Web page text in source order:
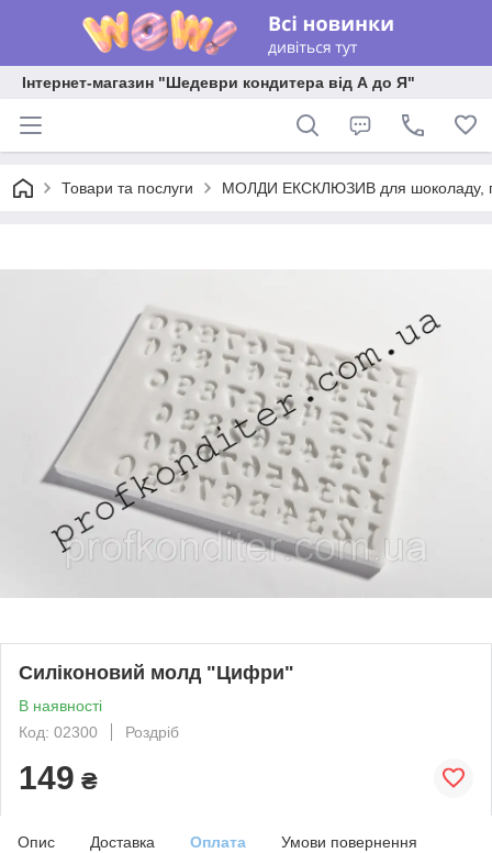
Інтернет-магазин "Шедеври кондитера від А до Я"
Товари та послуги МОЛДИ ЕКСКЛЮЗИВ для шоколаду,
Силіконовий молд "Цифри"
В наявності
Код: 02300
Роздріб
149 ₴
Опис Доставка Оплата Умови повернення